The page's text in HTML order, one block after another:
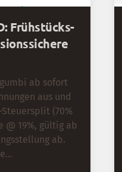
Frühstücks-
ab sofort
aus und
(70%
@ 19%, gültig ab
ab.